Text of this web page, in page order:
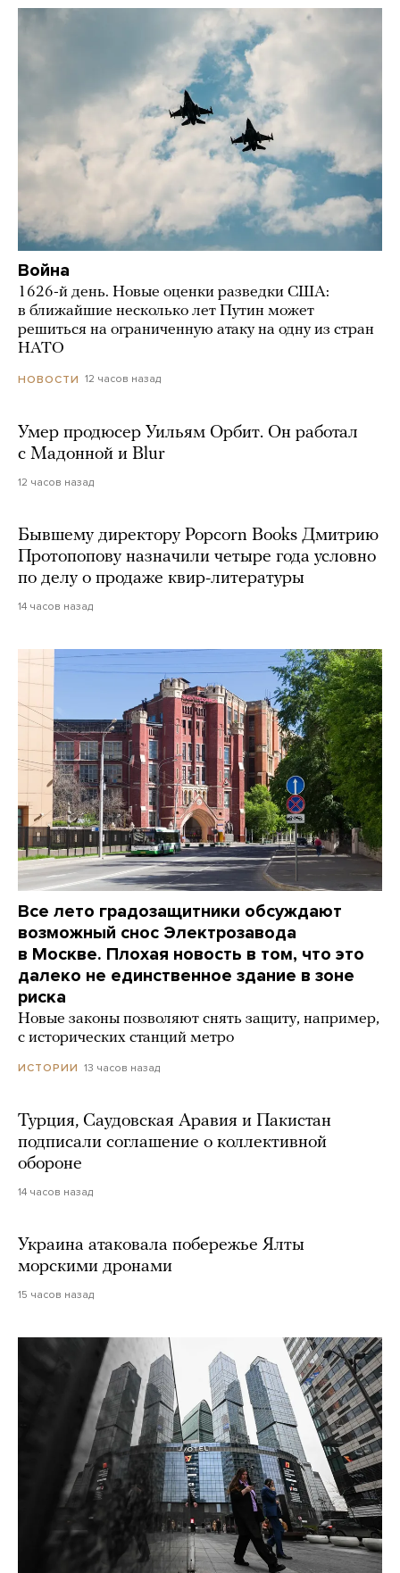
Война
1626-й день. Новые оценки разведки США:
в ближайшие несколько лет Путин может
решиться на ограниченную атаку на одну из стран
НАТО
НОВОСТИ 12 часов назад
Умер продюсер Уильям Орбит. Он работал
с Мадонной и Blur
12 часов назад
Бывшему директору Popcorn Books Дмитрию
Протопопову назначили четыре года условно
по делу о продаже квир-литературы
14 часов назад
Все лето градозащитники обсуждают
возможный снос Электрозавода
в Москве. Плохая новость в том, что это
далеко не единственное здание в зоне
риска
Новые законы позволяют снять защиту, например,
с исторических станций метро
ИСТОРИИ 13 часов назад
Турция, Саудовская Аравия и Пакистан
подписали соглашение о коллективной
обороне
14 часов назад
Украина атаковала побережье Ялты
морскими дронами
15 часов назад